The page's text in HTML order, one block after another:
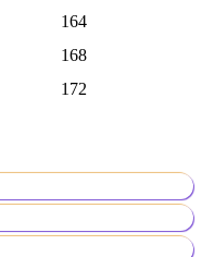
164
168
172